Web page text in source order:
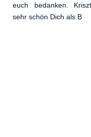
euch bedanken.
sehr schön Dich als B
sehen wir uns mal
Chiara,